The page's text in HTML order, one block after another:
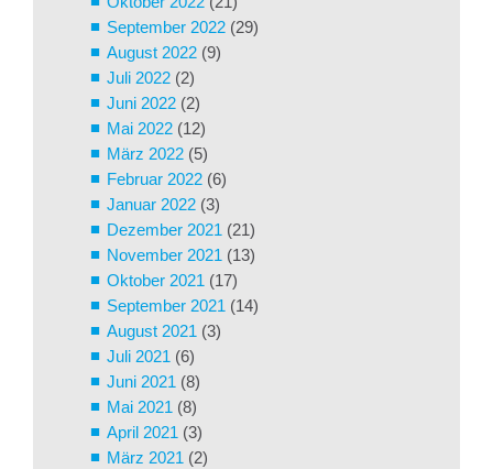
September 2022 (29)
August 2022 (9)
Juli 2022 (2)
Juni 2022 (2)
Mai 2022 (12)
März 2022 (5)
Februar 2022 (6)
Januar 2022 (3)
Dezember 2021 (21)
November 2021 (13)
Oktober 2021 (17)
September 2021 (14)
August 2021 (3)
Juli 2021 (6)
Juni 2021 (8)
Mai 2021 (8)
April 2021 (3)
März 2021 (2)